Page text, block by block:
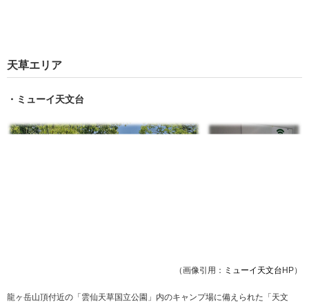
天草エリア
・ミューイ天文台
（画像引用： ミューイ天文台HP）
龍ヶ岳山頂付近の「雲仙天草国立公園」内のキャンプ場に備えられた「天文